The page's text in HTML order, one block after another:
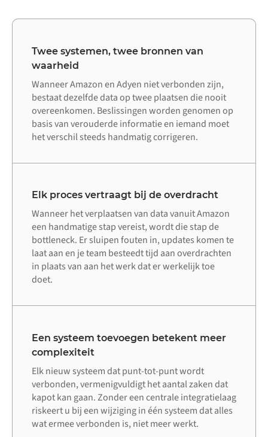
Twee systemen, twee bronnen van
waarheid
Wanneer Amazon en Adyen niet verbonden zijn,
bestaat dezelfde data op twee plaatsen die nooit
overeenkomen. Beslissingen worden genomen op
basis van verouderde informatie en iemand moet
het verschil steeds handmatig corrigeren.
Elk proces vertraagt bij de overdracht
Wanneer het verplaatsen van data vanuit Amazon
een handmatige stap vereist, wordt die stap de
bottleneck. Er sluipen fouten in, updates komen te
laat aan en je team besteedt tijd aan overdrachten
in plaats van aan het werk dat er werkelijk toe
doet.
Een systeem toevoegen betekent meer
complexiteit
Elk nieuw systeem dat punt-tot-punt wordt
verbonden, vermenigvuldigt het aantal zaken dat
kapot kan gaan. Zonder een centrale integratielaag
riskeert u bij een wijziging in één systeem dat alles
wat ermee verbonden is, niet meer werkt.